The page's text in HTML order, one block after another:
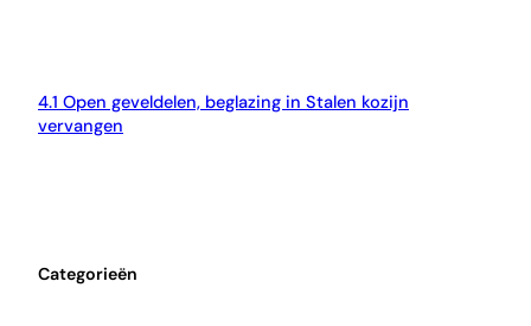
4.1 Open geveldelen, beglazing in Stalen kozijn
vervangen
Categorieën